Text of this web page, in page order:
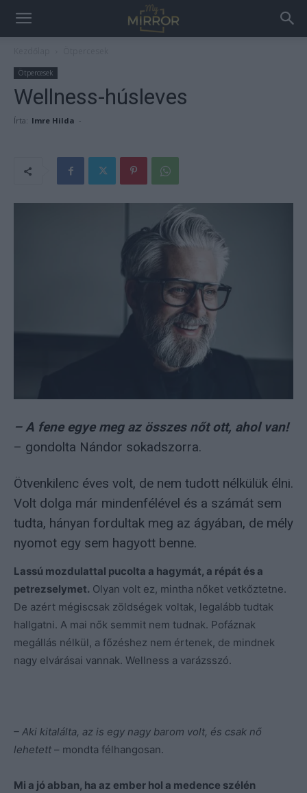
Ötpercesek
Wellness-húsleves
Írta: Imre Hilda -
– A fene egye meg az összes nőt ott, ahol van!
– gondolta Nándor sokadszorra.
Ötvenkilenc éves volt, de nem tudott nélkülük élni.
Volt dolga már mindenfélével és a számát sem
tudta, hányan fordultak meg az ágyában, de mély
nyomot egy sem hagyott benne.
Lassú mozdulattal pucolta a hagymát, a répát és a
petrezselymet. Olyan volt ez, mintha nőket vetkőztetne.
De azért mégiscsak zöldségek voltak, legalább tudtak
hallgatni. A mai nők semmit nem tudnak. Pofáznak
megállás nélkül, a főzéshez nem értenek, de mindnek
nagy elvárásai vannak. Wellness a varázsszó.
– Aki kitalálta, az is egy nagy barom volt, és csak nő
lehetett – mondta félhangosan.
Mi a jó abban, ha az ember hol a medence szélén